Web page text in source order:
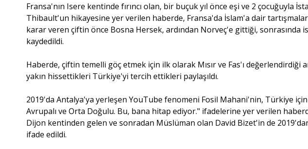
Fransa'nın Isere kentinde fırıncı olan, bir buçuk yıl önce eşi ve 2 çocuğuyla
Thibault'un hikayesine yer verilen haberde, Fransa'da İslam'a dair
karar veren çiftin önce Bosna Hersek, ardından Norveç'e gittiği, sonrasında
kaydedildi.
Haberde, çiftin temelli göç etmek için ilk olarak Mısır ve Fas'ı değerlendirdiği
yakın hissettikleri Türkiye'yi tercih ettikleri paylaşıldı.
2019'da Antalya'ya yerleşen YouTube fenomeni Fosil Mahani'nin, Türkiye
Avrupalı ve Orta Doğulu. Bu, bana hitap ediyor." ifadelerine yer verilen
Dijon kentinden gelen ve sonradan Müslüman olan David Bizet'in de
ifade edildi.